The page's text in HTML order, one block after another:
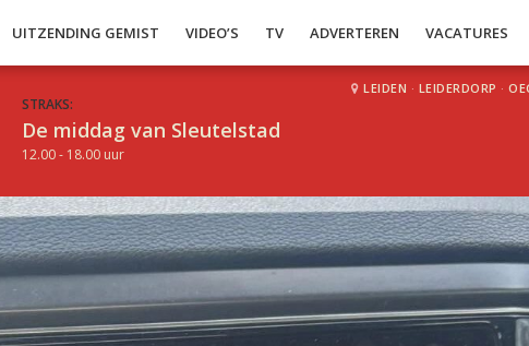
UITZENDING GEMIST VIDEO’S TV ADVERTEREN VACATURES
STRAKS:
De middag van Sleutelstad
12.00 - 18.00 uur
LEIDEN · LEIDERDORP ·